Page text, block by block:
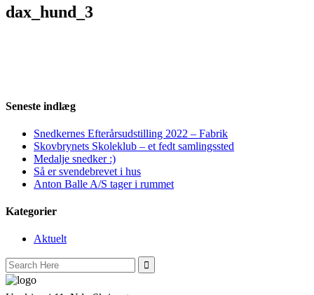
dax_hund_3
Seneste indlæg
Snedkernes Efterårsudstilling 2022 – Fabrik
Skovbrynets Skoleklub – et fedt samlingssted
Medalje snedker :)
Så er svendebrevet i hus
Anton Balle A/S tager i rummet
Kategorier
Aktuelt
Search
for: